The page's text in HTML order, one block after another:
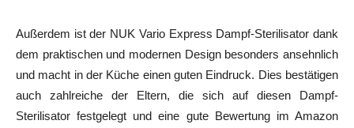
Außerdem ist der NUK Vario Express Dampf-Sterilisator dank
dem praktischen und modernen Design besonders ansehnlich
und macht in der Küche einen guten Eindruck. Dies bestätigen
auch zahlreiche der Eltern, die sich auf diesen Dampf-
Sterilisator festgelegt und eine gute Bewertung im Amazon